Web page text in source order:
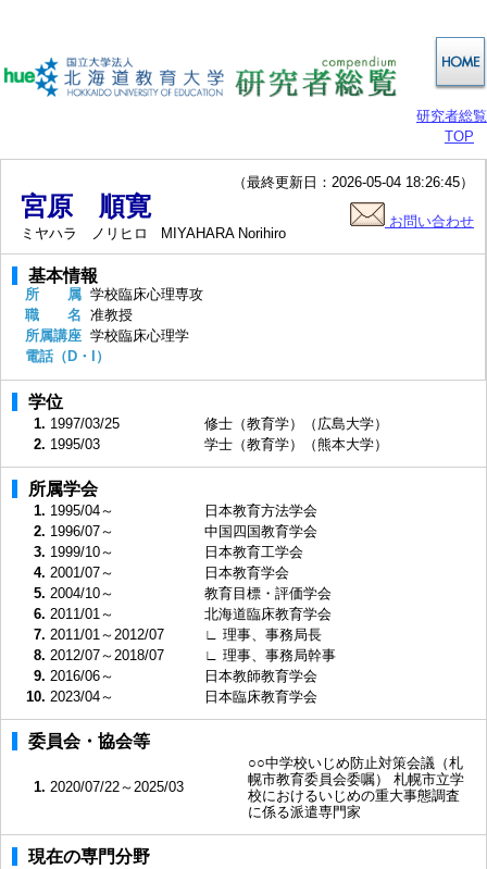
研究者総覧
TOP
（最終更新日：2026-05-04 18:26:45）
宮原 順寛
ミヤハラ ノリヒロ MIYAHARA Norihiro
お問い合わせ
基本情報
所 属 学校臨床心理専攻
職 名 准教授
所属講座 学校臨床心理学
電話（D・I）
学位
1. 1997/03/25
修士（教育学）（広島大学）
2. 1995/03 学士（教育学）（熊本大学）
所属学会
1. 1995/04～
日本教育方法学会
2. 1996/07～
中国四国教育学会
3. 1999/10～
日本教育工学会
4. 2001/07～
日本教育学会
5. 2004/10～
教育目標・評価学会
6. 2011/01～
北海道臨床教育学会
7. 2011/01～2012/07
∟ 理事、事務局長
8. 2012/07～2018/07
∟ 理事、事務局幹事
9. 2016/06～
日本教師教育学会
10. 2023/04～ 日本臨床教育学会
委員会・協会等
1. 2020/07/22～2025/03
○○中学校いじめ防止対策会議（札
幌市教育委員会委嘱） 札幌市立学
校におけるいじめの重大事態調査
に係る派遣専門家
現在の専門分野